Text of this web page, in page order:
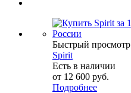
Быстрый просмотр
Spirit
Есть в наличии
от 12 600 руб.
Подробнее